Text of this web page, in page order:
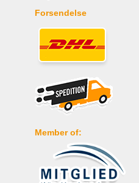
Forsendelse
Member of: